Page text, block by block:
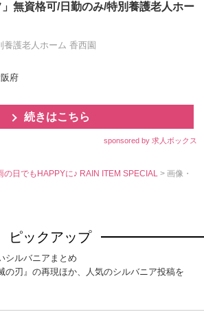
」無資格可/日勤のみ/特別養護老人ホー
護老人ホーム 香西園
府
続きはこちら
sponsored by 求人ボックス
の日でもHAPPYに♪ RAIN ITEM SPECIAL> 画像・
ピックアップ
シルバニアまとめ
の刃』の再現ほか、人気のシルバニア投稿を